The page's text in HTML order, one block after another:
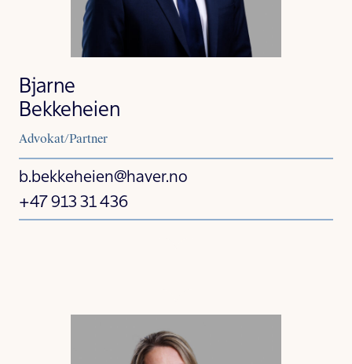
Bjarne
Bekkeheien
Advokat/Partner
b.bekkeheien@haver.no
+47 913 31 436